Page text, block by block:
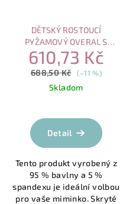
DĚTSKÝ ROSTOUCÍ
PYŽAMOVÝ OVERAL S
MAGNETICKÝM ZAPÍNÁNÍM –
ZAJÍČEK
610,73 Kč
688,50 Kč (–11 %)
Skladom
hodnocení
produktu
z
5
hvězdiček.
Detail
Tento produkt vyrobený z
95 % bavlny a 5 %
spandexu je ideální volbou
pro vaše miminko. Skryté